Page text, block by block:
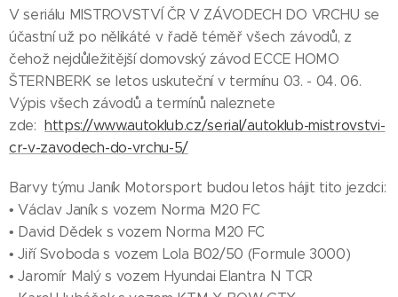
V seriálu MISTROVSTVÍ ČR V ZÁVODECH DO VRCHU se
účastní už po nělikáté v řadě téměř všech závodů, z
čehož nejdůležitější domovský závod ECCE HOMO
ŠTERNBERK se letos uskuteční v termínu 03. - 04. 06.
Výpis všech závodů a termínů naleznete
zde:https://www.autoklub.cz/serial/autoklub-mistrovstvi-
cr-v-zavodech-do-vrchu-5/
Barvy týmu Janík Motorsport budou letos hájit tito jezdci:
• Václav Janík s vozem Norma M20 FC
• David Dědek s vozem Norma M20 FC
• Jiří Svoboda s vozem Lola B02/50 (Formule 3000)
• Jaromír Malý s vozem Hyundai Elantra N TCR